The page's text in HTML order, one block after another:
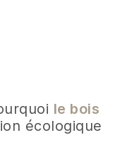
le bois
écologique